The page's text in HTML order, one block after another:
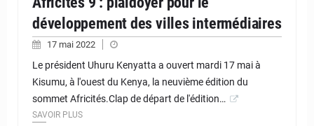
développement des villes intermédiaires
17 mai 2022
Le président Uhuru Kenyatta a ouvert mardi 17 mai à
Kisumu, à l'ouest du Kenya, la neuvième édition du
sommet Africités.Clap de départ de l'édition…
SAVOIR PLUS